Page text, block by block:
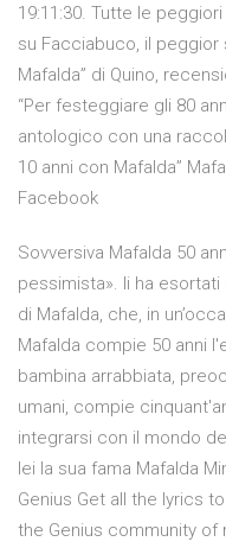
19:11:30. Tutte le
su Facciabuco, il peggior
Mafalda” di Quino,
“Per festeggiare gli 80
antologico con una
10 anni con Mafalda”
Facebook
Sovversiva Mafalda 50
pessimista». li ha esortati
di Mafalda, che, in
Mafalda compie 50 anni
bambina arrabbiata,
umani, compie
integrarsi con il mondo
lei la sua fama Mafalda
Genius Get all the lyrics
the Genius community